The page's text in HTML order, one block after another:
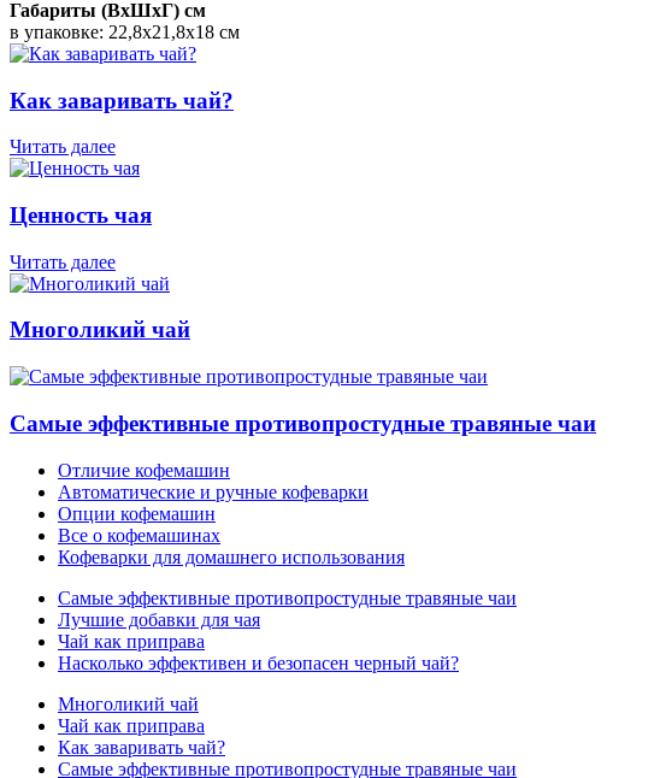
Габариты (ВхШхГ) см
в упаковке: 22,8х21,8х18 см
Как заваривать чай?
Читать далее
Ценность чая
Читать далее
Многоликий чай
Самые эффективные противопростудные травяные чаи
Отличие кофемашин
Автоматические и ручные кофеварки
Опции кофемашин
Все о кофемашинах
Кофеварки для домашнего использования
Самые эффективные противопростудные травяные чаи
Лучшие добавки для чая
Чай как приправа
Насколько эффективен и безопасен черный чай?
Многоликий чай
Чай как приправа
Как заваривать чай?
Самые эффективные противопростудные травяные чаи